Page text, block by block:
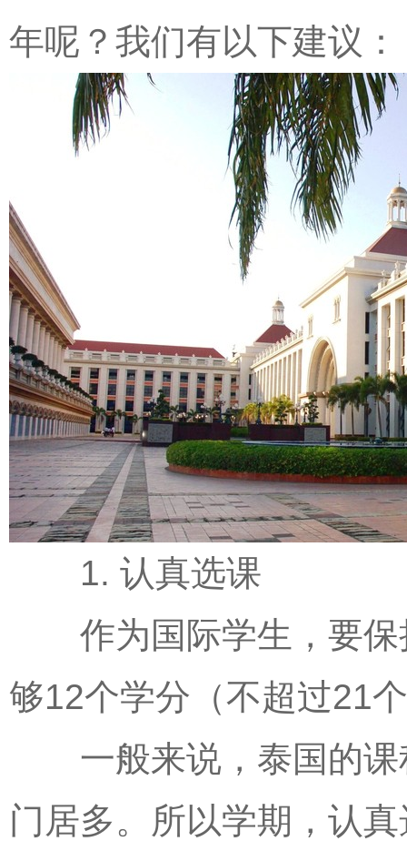
年呢？我们有以下建议：
1. 认真选课
作为国际学生，要保
够12个学分（不超过21
一般来说，泰国的课
门居多。所以学期，认